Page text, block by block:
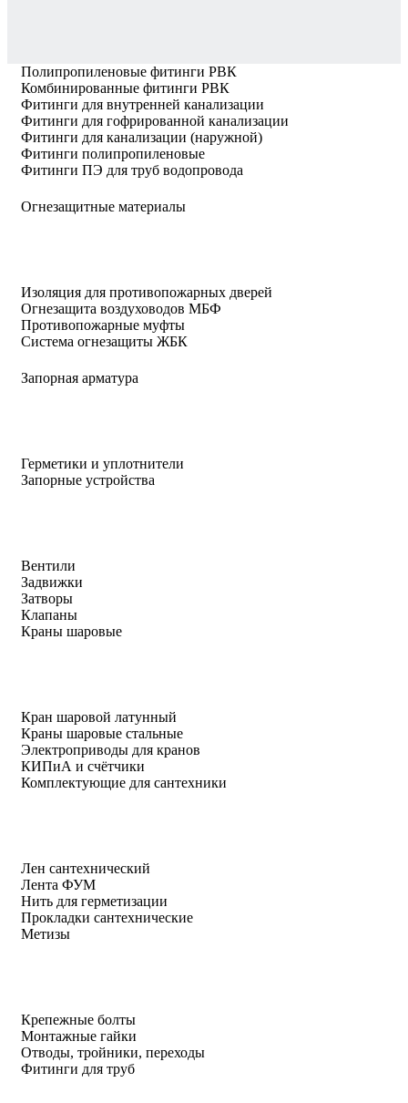
Полипропиленовые фитинги РВК
Комбинированные фитинги РВК
Фитинги для внутренней канализации
Фитинги для гофрированной канализации
Фитинги для канализации (наружной)
Фитинги полипропиленовые
Фитинги ПЭ для труб водопровода
Огнезащитные материалы
Изоляция для противопожарных дверей
Огнезащита воздуховодов МБФ
Противопожарные муфты
Система огнезащиты ЖБК
Запорная арматура
Герметики и уплотнители
Запорные устройства
Вентили
Задвижки
Затворы
Клапаны
Краны шаровые
Кран шаровой латунный
Краны шаровые стальные
Электроприводы для кранов
КИПиА и счётчики
Комплектующие для сантехники
Лен сантехнический
Лента ФУМ
Нить для герметизации
Прокладки сантехнические
Метизы
Крепежные болты
Монтажные гайки
Отводы, тройники, переходы
Фитинги для труб